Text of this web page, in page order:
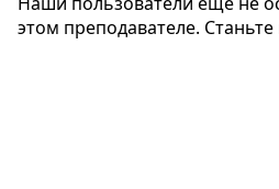
этом преподавателе.